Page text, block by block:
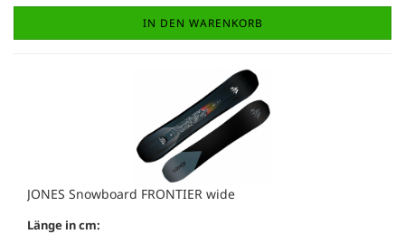
IN DEN WARENKORB
JONES Snowboard FRONTIER wide
Länge in cm: